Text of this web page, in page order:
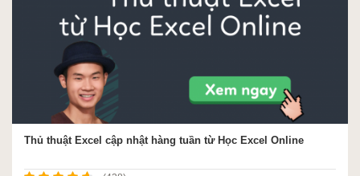
Thủ thuật Excel cập nhật hàng tuần từ Học Excel Online